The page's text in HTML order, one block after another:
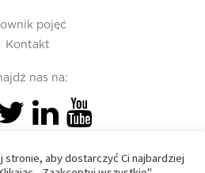
pojęć
Kontakt
nas na:
stronie, aby dostarczyć Ci najbardziej